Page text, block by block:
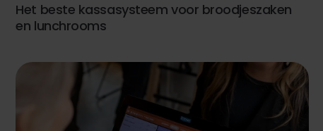
Het beste kassasysteem voor broodjeszaken
en lunchrooms